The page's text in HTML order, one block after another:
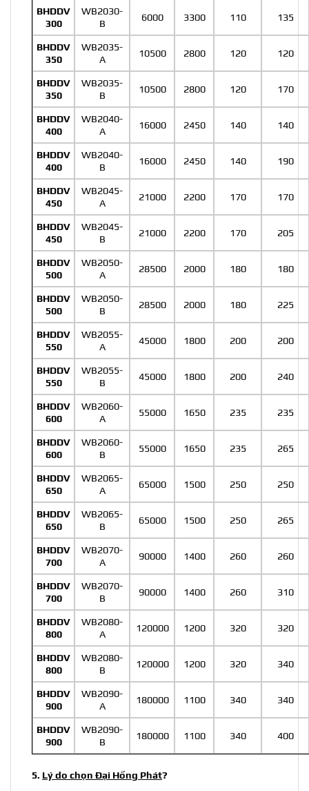
BHDDV
300
WB2030-
B
6000 3300 110 135
BHDDV
350
WB2035-
A
10500 2800 120 120
BHDDV
350
WB2035-
B
10500 2800 120 170
BHDDV
400
WB2040-
A
16000 2450 140 140
BHDDV
400
WB2040-
B
16000 2450 140 190
BHDDV
450
WB2045-
A
21000 2200 170 170
BHDDV
450
WB2045-
B
21000 2200 170 205
BHDDV
500
WB2050-
A
28500 2000 180 180
BHDDV
500
WB2050-
B
28500 2000 180 225
BHDDV
550
WB2055-
A
45000 1800 200 200
BHDDV
550
WB2055-
B
45000 1800 200 240
BHDDV
600
WB2060-
A
55000 1650 235 235
BHDDV
600
WB2060-
B
55000 1650 235 265
BHDDV
650
WB2065-
A
65000 1500 250 250
BHDDV
650
WB2065-
B
65000 1500 250 265
BHDDV
700
WB2070-
A
90000 1400 260 260
BHDDV
700
WB2070-
B
90000 1400 260 310
BHDDV
800
WB2080-
A
120000 1200 320 320
BHDDV
800
WB2080-
B
120000 1200 320 340
BHDDV
900
WB2090-
A
180000 1100 340 340
BHDDV
900
WB2090-
B
180000 1100 340 400
5. Lý do chọn Đại Hồng Phát?